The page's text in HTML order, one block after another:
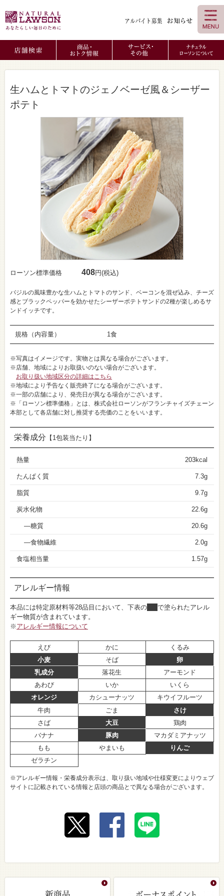
生ハムとトマトのジェノベーゼ風＆シーザー
ポテト
ローソン標準価格 408円(税込)
バジルの風味豊かな生ハムとトマトのサンド、ベーコンを混ぜ込み、チーズ
感とブラックペッパーを効かせたシーザーポテトサンドの2種が楽しめるサ
ンドイッチです。
規格（内容量） 1食
※写真はイメージです。実物とは異なる場合がございます。
※店舗、地域によりお取扱いのない場合がございます。
お取り扱い地域区分の詳細はこちら
※地域により予告なく販売終了になる場合がございます。
※一部の店舗により、発売日が異なる場合がございます。
※「ローソン標準価格」とは、株式会社ローソンがフランチャイズチェーン
本部として各店舗に対し推奨する売価のことをいいます。
栄養成分 【1包装当たり】
熱量 203kcal
たんぱく質 7.3g
脂質 9.7g
炭水化物 22.6g
糖質 20.6g
食物繊維 2.0g
食塩相当量 1.57g
アレルギー情報
本品には特定原材料等28品目において、下表の
で塗られたアレル
ギー物質が含まれています。
※ アレルギー情報について
えび かに
くるみ
小麦
そば
卵
乳成分
落花生
アーモンド
あわび
いか
いくら
オレンジ
カシューナッツ
キウイフルーツ
牛肉
ごま
さけ
さば
大豆
鶏肉
バナナ
豚肉
マカダミアナッツ
もも
やまいも
りんご
ゼラチン
※アレルギー情報・栄養成分表示は、取り扱い地域や仕様変更によりウェブ
サイトに記載されている情報と店頭の商品とで異なる場合がございます。